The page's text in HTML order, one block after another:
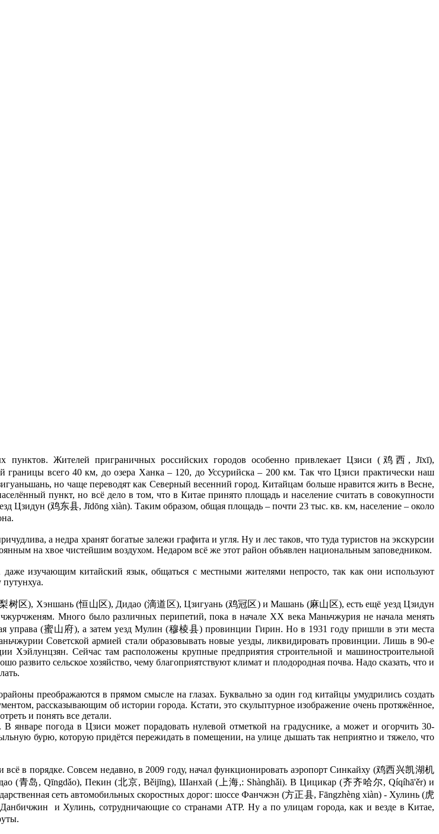
Жителей приграничных российских городов особенно привлекает Цзиси (鸡西, Jīxī),
всего 40 км, до озера Ханка – 120, до Уссурийска – 200 км. Так что Цзиси практически наш
но чаще переводят как Северный весенний город. Китайцам больше нравится жить в Весне,
пункт, но всё дело в том, что в Китае принято площадь и население считать в совокупности
Цзидун (鸡东县, Jīdōng xiàn). Таким образом, общая площадь – почти 23 тыс. кв. км, население – около
а недра хранят богатые залежи графита и угля. Ну и лес таков, что туда туристов на экскурсии
на хвое чистейшим воздухом. Недаром всё же этот район объявлен национальным заповедником.
изучающим китайский язык, общаться с местными жителями непросто, так как они используют
путунхуа.
树区), Хэншань (恒山区), Дидао (滴道区), Цзигуань (鸡冠区) и Машань (麻山区), есть ещё уезд Цзидун
Много было различных перипетий, пока в начале ХХ века Маньчжурия не начала менять
управа (蜜山府), а затем уезд Мулин (穆棱县) провинции Гирин. Но в 1931 году пришли в эти места
Советской армией стали образовывать новые уезды, ликвидировать провинции. Лишь в 90-е
Хэйлунцзян. Сейчас там расположены крупные предприятия строительной и машиностроительной
сельское хозяйство, чему благоприятствуют климат и плодородная почва. Надо сказать, что и
преображаются в прямом смысле на глазах. Буквально за один год китайцы умудрились создать
рассказывающим об истории города. Кстати, это скульптурное изображение очень протяжённое,
и понять все детали.
январе погода в Цзиси может порадовать нулевой отметкой на градуснике, а может и огорчить 30-
бурю, которую придётся пережидать в помещении, на улице дышать так неприятно и тяжело, что
в порядке. Совсем недавно, в 2009 году, начал функционировать аэропорт Синкайху (鸡西兴凯湖机
(青岛, Qīngdǎo), Пекин (北京, Běijīng), Шанхай (上海,: Shànghǎi). В Цицикар (齐齐哈尔, Qíqíhā'ěr) и
сеть автомобильных скоростных дорог: шоссе Фанчжэн (方正县, Fāngzhèng xiàn) - Хулинь (虎
и Хулинь, сотрудничающие со странами АТР. Ну а по улицам города, как и везде в Китае,